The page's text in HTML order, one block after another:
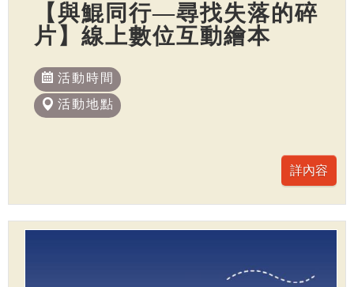
【與鯤同行—尋找失落的碎
片】線上數位互動繪本
活動時間
活動地點